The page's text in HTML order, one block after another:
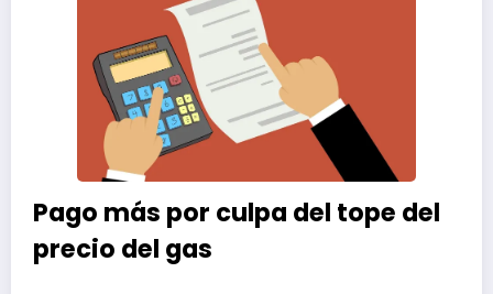
Pago más por culpa del tope del
precio del gas